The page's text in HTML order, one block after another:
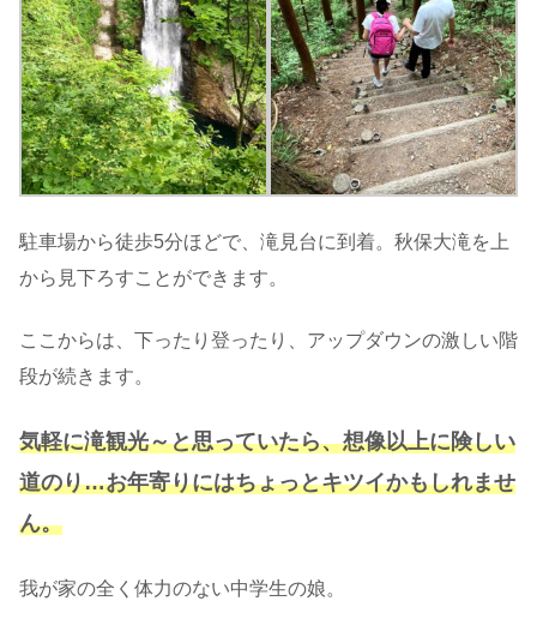
駐車場から徒歩5分ほどで、滝見台に到着。秋保大滝を上
から見下ろすことができます。
ここからは、下ったり登ったり、アップダウンの激しい階
段が続きます。
気軽に滝観光～と思っていたら、想像以上に険しい
道のり…お年寄りにはちょっとキツイかもしれませ
ん。
我が家の全く体力のない中学生の娘。